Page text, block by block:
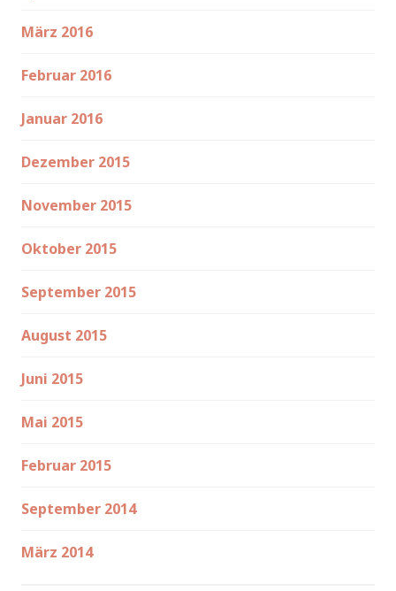
März 2016
Februar 2016
Januar 2016
Dezember 2015
November 2015
Oktober 2015
September 2015
August 2015
Juni 2015
Mai 2015
Februar 2015
September 2014
März 2014